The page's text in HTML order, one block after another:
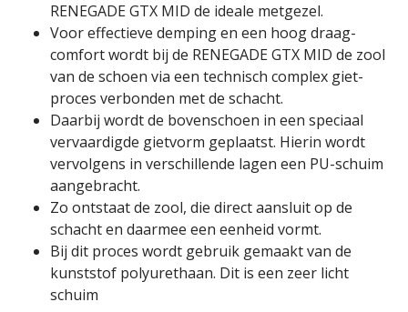
RENEGADE GTX MID de ideale metgezel.
Voor effectieve demping en een hoog draag­
comfort wordt bij de RENEGADE GTX MID de zool
van de schoen via een technisch complex giet­
proces verbonden met de schacht.
Daarbij wordt de boven­schoen in een speciaal
vervaardigde gietvorm geplaatst. Hierin wordt
vervolgens in verschillende lagen een PU-schuim
aange­bracht.
Zo ontstaat de zool, die direct aansluit op de
schacht en daarmee een eenheid vormt.
Bij dit proces wordt gebruik gemaakt van de
kunststof poly­urethaan. Dit is een zeer licht
schuim